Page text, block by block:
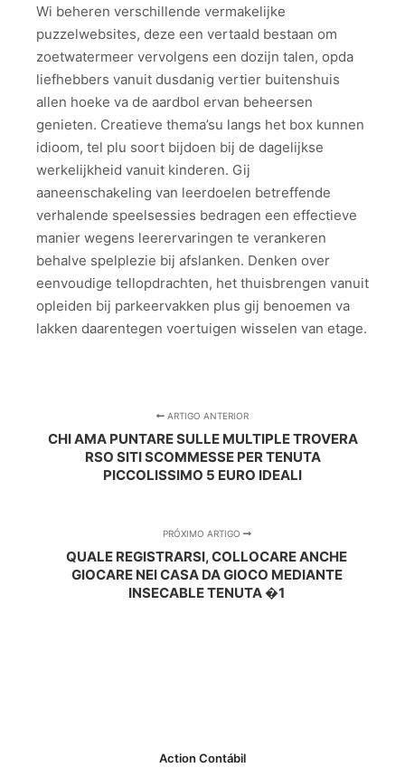
Wi beheren verschillende vermakelijke
puzzelwebsites, deze een vertaald bestaan om
zoetwatermeer vervolgens een dozijn talen, opda
liefhebbers vanuit dusdanig vertier buitenshuis
allen hoeke va de aardbol ervan beheersen
genieten. Creatieve thema’su langs het box kunnen
idioom, tel plu soort bijdoen bij de dagelijkse
werkelijkheid vanuit kinderen. Gij
aaneenschakeling van leerdoelen betreffende
verhalende speelsessies bedragen een effectieve
manier wegens leerervaringen te verankeren
behalve spelplezie bij afslanken. Denken over
eenvoudige tellopdrachten, het thuisbrengen vanuit
opleiden bij parkeervakken plus gij benoemen va
lakken daarentegen voertuigen wisselen van etage.
ARTIGO ANTERIOR
CHI AMA PUNTARE SULLE MULTIPLE TROVERA
RSO SITI SCOMMESSE PER TENUTA
PICCOLISSIMO 5 EURO IDEALI
PRÓXIMO ARTIGO
QUALE REGISTRARSI, COLLOCARE ANCHE
GIOCARE NEI CASA DA GIOCO MEDIANTE
INSECABLE TENUTA �1
Action Contábil